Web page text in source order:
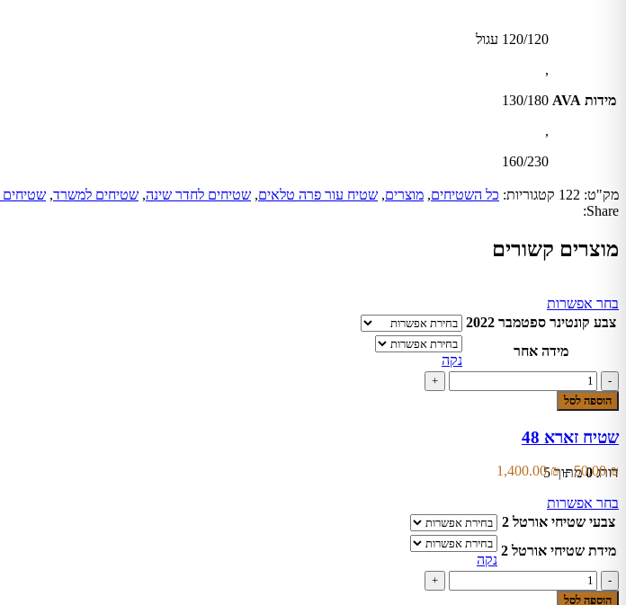
מידות AVA
120/120 עגול
,
130/180
,
160/230
מק"ט: 122 קטגוריות: כל השטיחים, מוצרים, שטיח עור פרה טלאים, שטיחים לחדר שינה, שטיחים למשרד, שטיחים
Share:
מוצרים קשורים
בחר אפשרות
צבע קונטינר ספטמבר 2022
מידה אחר
נקה
הוספה לסל
שטיח זארא 48
דורג0מתוך 550.00₪
–
1,400.00₪
בחר אפשרות
צבעי שטיחי אורטל 2
מידת שטיחי אורטל 2
נקה
הוספה לסל